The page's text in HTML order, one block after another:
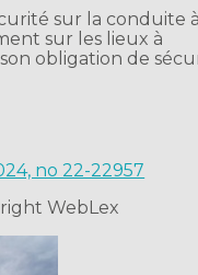
sur la conduite à
sur les lieux à
obligation de
no 22-22957
WebLex